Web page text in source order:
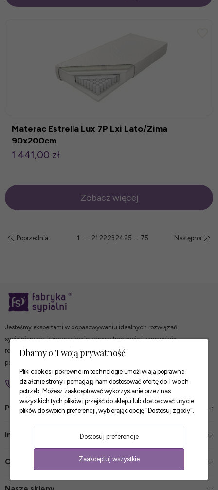
Materac Estrella Lux 7P Lxi Lato/Zima
90x200cm
1 441,00 zł
Zobacz więcej
Poprzednia 1 21 22 23 24 25 75 Następna
Jesteśmy ekspertami w dopasowywaniu idealnych rozwiązań
sypialnianych, które wspierają zdrowy tryb życia i zapewniają
regenerujący sen. Fabryka Sypialni ma wszystko, czego szukasz i
potrzebujesz, aby znaleźć idealne rozwiązanie dla siebie.
+48 22 349 28 51 sklep@fabrykasypialni.pl
Pomoc
Informacje
O firmie
Dbamy o Twoją prywatność
Pliki cookies i pokrewne im technologie umożliwiają poprawne
działanie strony i pomagają nam dostosować ofertę do Twoich
potrzeb. Możesz zaakceptować wykorzystanie przez nas
wszystkich tych plików i przejść do sklepu lub dostosować użycie
plików do swoich preferencji, wybierając opcję "Dostosuj zgody".
Dostosuj preferencje
Zaakceptuj wszystkie